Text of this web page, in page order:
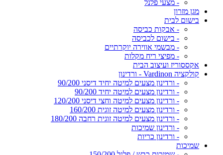
- מצעי פלנל
מגן מזרון
בישום לבית
- אבקות כביסה
- בישום לכביסה
- מבשמי אווירה יוקרתיים
- מפיצי ריח מקלות
אקססוריז ועיצוב הבית
קולקציה Vardinon - ורדינון
- ורדינון מצעים למיטה יחיד דיסני 90/200
- ורדינון מצעים למיטה יחיד 90/200
- ורדינון מצעים למיטה וחצי דיסני 120/200
- ורדינון מצעים למיטה זוגית 160/200
- ורדינון מצעים למיטה זוגית רחבה 180/200
- ורדינון שמיכות
- ורדינון כריות
שמיכות